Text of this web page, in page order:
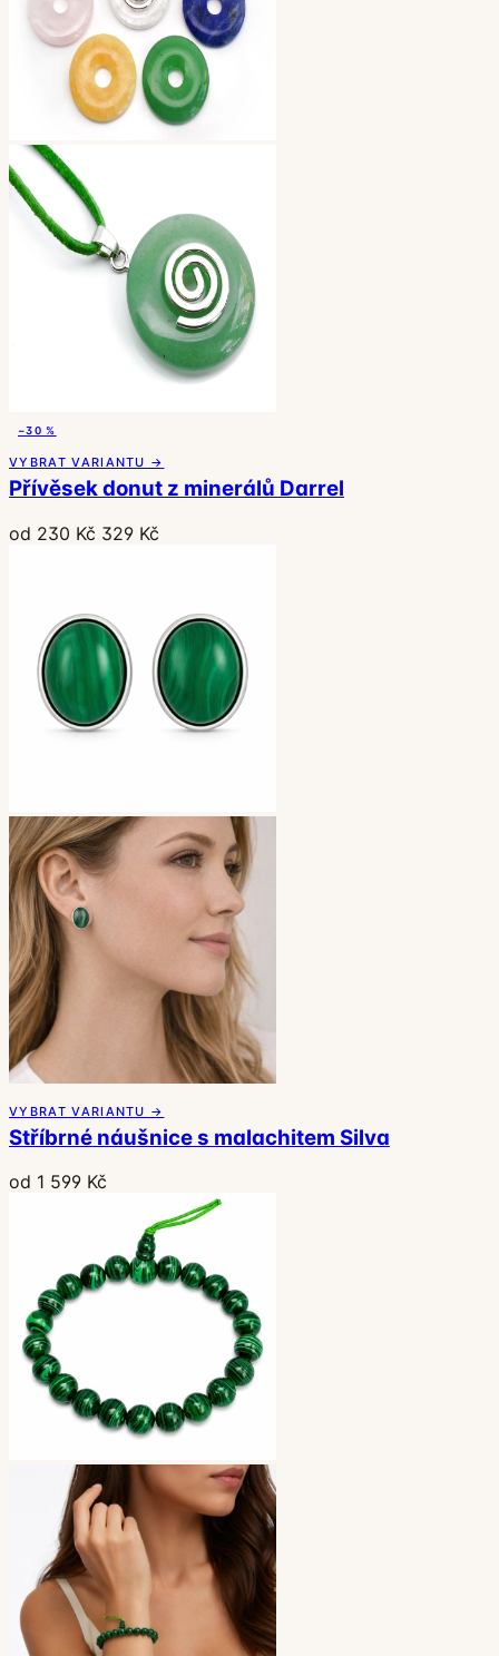
−30 %
VYBRAT VARIANTU →
Přívěsek donut z minerálů Darrel
od 230 Kč 329 Kč
VYBRAT VARIANTU →
Stříbrné náušnice s malachitem Silva
od 1 599 Kč